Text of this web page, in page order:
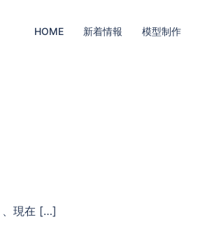
HOME 新着情報 模型制作
、現在 […]